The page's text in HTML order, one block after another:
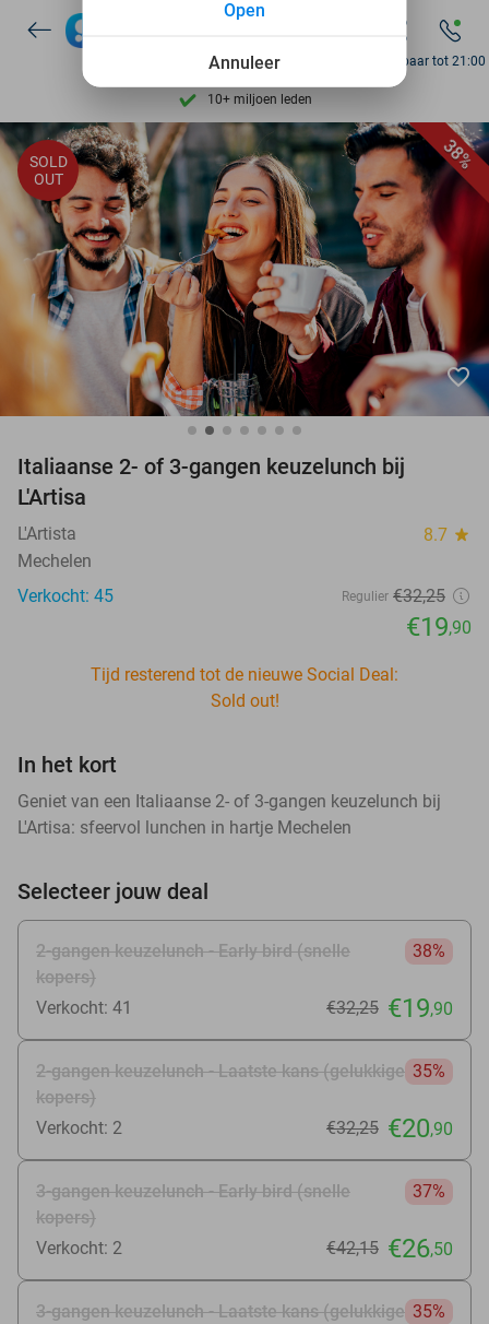
7 dagen per week beschikbaar
10+ miljoen leden
9,4 op basis van
Ontdek 15.000+ deals
7 dagen per week beschikbaar
10+ miljoen leden
Bereikbaar tot 21:00
38%
SOLD
OUT
favorite_border
Italiaanse 2- of 3-gangen keuzelunch bij
L'Artisa
L'Artista 8.7 star
Mechelen
Verkocht: 45
Regulier €32,25
€19,90
Tijd resterend tot de nieuwe Social Deal:
Sold out!
In het kort
Geniet van een Italiaanse 2- of 3-gangen keuzelunch bij
L'Artisa: sfeervol lunchen in hartje Mechelen
Selecteer jouw deal
2-gangen keuzelunch - Early bird (snelle
kopers)
38%
Verkocht: 41 €32,25 €19,90
2-gangen keuzelunch - Laatste kans (gelukkige
kopers)
35%
Verkocht: 2 €32,25 €20,90
3-gangen keuzelunch - Early bird (snelle
kopers)
37%
Verkocht: 2 €42,15 €26,50
3-gangen keuzelunch - Laatste kans (gelukkige 35%
Annuleer
Open